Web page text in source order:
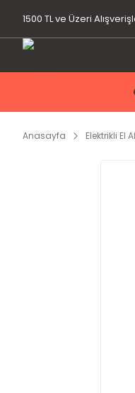
1500 TL ve Üzeri
Anasayfa Elektrikli El